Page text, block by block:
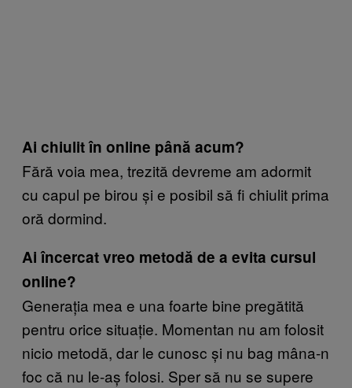
Ai chiulit în online până acum?
Fără voia mea, trezită devreme am adormit
cu capul pe birou și e posibil să fi chiulit prima
oră dormind.
Ai încercat vreo metodă de a evita cursul
online?
Generația mea e una foarte bine pregătită
pentru orice situație. Momentan nu am folosit
nicio metodă, dar le cunosc și nu bag mâna-n
foc că nu le-aș folosi. Sper să nu se supere